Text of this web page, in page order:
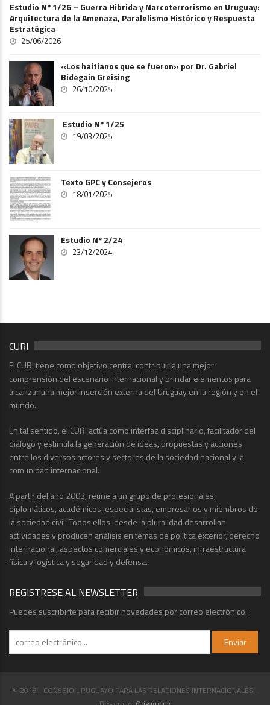
Estudio Nº 1/26 – Guerra Hibrida y Narcoterrorismo en Uruguay:
Arquitectura de la Amenaza, Paralelismo Histórico y Respuesta
Estratégica
25/06/2026
«Los haitianos que se fueron» por Dr. Gabriel
Bidegain Greising
26/10/2025
Estudio Nº 1/25
19/03/2025
Texto GPC y Consejeros
18/01/2025
Estudio Nº 2/24
23/12/2024
CURI
El CURI tiene como objetivo central contribuir a una mejor
comprensión del escenario internacional y brindar elementos para
alcanzar una mejor inserción externa del Uruguay en la región y en el
mundo.
En tal sentido, el CURI actúa como interfaz disciplinario, facilitador del
diálogo y estimula la generación de ideas, propuestas y acciones
entre los diversos actores y sectores de la sociedad nacional y la
comunidad internacional.
A partir del año 2003, reúne a un grupo de profesionales,
diplomáticos, académicos, especialistas, empresarios y miembros de
la sociedad civil. Todos ellos, desde la pluralidad desarrollan
actividades y producen análisis en temas de política exterior, derecho
internacional, aspectos comerciales y económicos, infraestructura
física y logística y seguridad y defensa.
REGISTRESE AL NEWSLETTER
Puedes suscribirte para recibir novedades por correo electrónico:
© 2018 - CONSEJO URUGUAYO PARA LAS RELACIONES INTERNACIONALES -